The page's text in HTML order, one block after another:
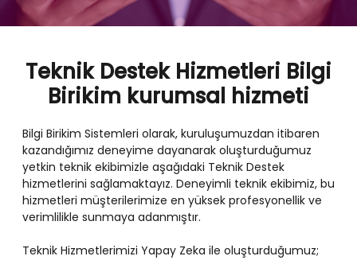
Teknik Destek Hizmetleri Bilgi
Birikim kurumsal hizmeti
Bilgi Birikim Sistemleri olarak, kuruluşumuzdan itibaren
kazandığımız deneyime dayanarak oluşturduğumuz
yetkin teknik ekibimizle aşağıdaki Teknik Destek
hizmetlerini sağlamaktayız. Deneyimli teknik ekibimiz, bu
hizmetleri müşterilerimize en yüksek profesyonellik ve
verimlilikle sunmaya adanmıştır.
Teknik Hizmetlerimizi Yapay Zeka ile oluşturduğumuz;